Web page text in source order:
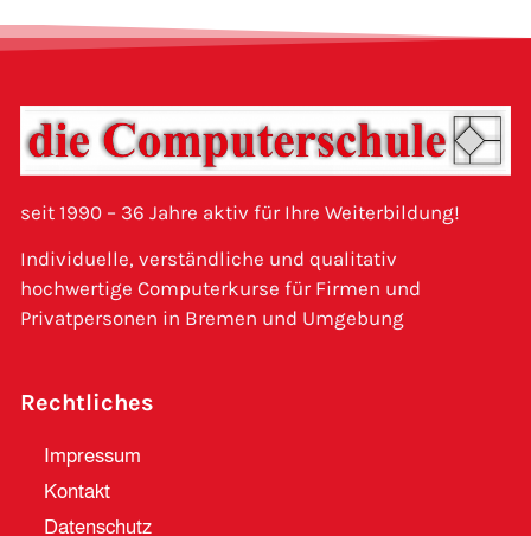
seit 1990 – 36 Jahre aktiv für Ihre Weiterbildung!
Individuelle, verständliche und qualitativ
hochwertige Computerkurse für Firmen und
Privatpersonen in Bremen und Umgebung
Rechtliches
Impressum
Kontakt
Datenschutz